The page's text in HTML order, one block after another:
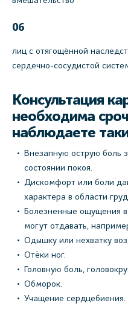
06
лиц с отягощённой
сердечно-сосудистой
Консультация
необходима
наблюдаете
Внезапную острую боль
состоянии покоя.
Дискомфорт или боли
характера в области
Болезненные ощущения
могут отдавать,
Одышку или нехватку
Отёки ног.
Головную боль,
Обморок.
Учащение сердцебиения.